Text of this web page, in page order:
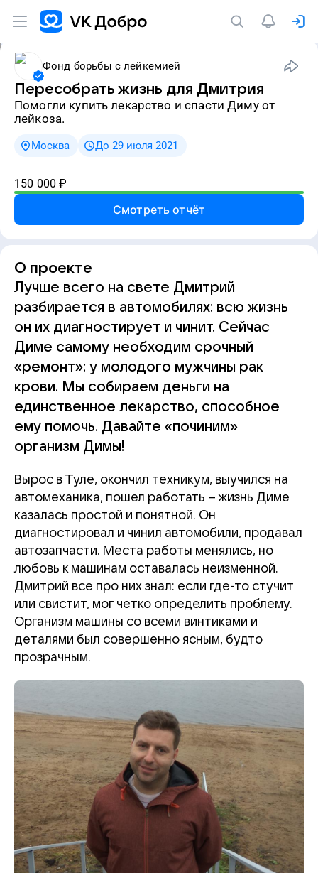
Фонд борьбы с лейкемией
Пересобрать жизнь для Дмитрия
Помогли купить лекарство и спасти Диму от
лейкоза.
Москва До 29 июля 2021
150 000 ₽
Смотреть отчёт
О проекте
Лучше всего на свете Дмитрий
разбирается в автомобилях: всю жизнь
он их диагностирует и чинит. Сейчас
Диме самому необходим срочный
«ремонт»: у молодого мужчины рак
крови. Мы собираем деньги на
единственное лекарство, способное
ему помочь. Давайте «починим»
организм Димы!
Вырос в Туле, окончил техникум, выучился на
автомеханика, пошел работать – жизнь Диме
казалась простой и понятной. Он
диагностировал и чинил автомобили, продавал
автозапчасти. Места работы менялись, но
любовь к машинам оставалась неизменной.
Дмитрий все про них знал: если где-то стучит
или свистит, мог четко определить проблему.
Организм машины со всеми винтиками и
деталями был совершенно ясным, будто
прозрачным.